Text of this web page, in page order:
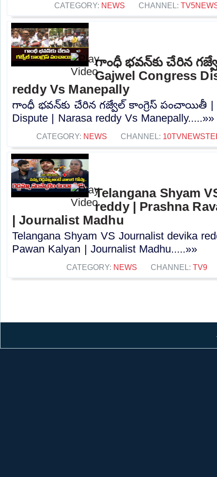
CATEGORY: NEWS CHANNEL:
గాంధీ భవన్⁬కు చేరిన
Gajwel Congress
reddy Vs Manepally
గాంధీ భవన్⁬కు చేరిన గజ్వేల్ కాంగ్రెస్ పంచాయితీ |
Dispute | Narasa reddy Vs Manepally.....»»
CATEGORY: NEWS CHANNEL:
Telangana Shyam
reddy | Prashna
| Journalist Madhu
Telangana Shyam VS Journalist devika
Pawan Kalyan | Journalist Madhu.....»»
CATEGORY: NEWS CHANNEL: TV9